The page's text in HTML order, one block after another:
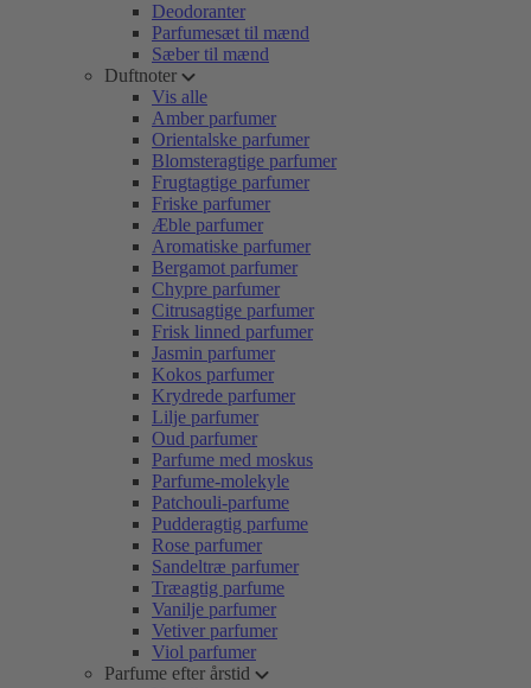
Deodoranter
Parfumesæt til mænd
Sæber til mænd
Duftnoter
Vis alle
Amber parfumer
Orientalske parfumer
Blomsteragtige parfumer
Frugtagtige parfumer
Friske parfumer
Æble parfumer
Aromatiske parfumer
Bergamot parfumer
Chypre parfumer
Citrusagtige parfumer
Frisk linned parfumer
Jasmin parfumer
Kokos parfumer
Krydrede parfumer
Lilje parfumer
Oud parfumer
Parfume med moskus
Parfume-molekyle
Patchouli-parfume
Pudderagtig parfume
Rose parfumer
Sandeltræ parfumer
Træagtig parfume
Vanilje parfumer
Vetiver parfumer
Viol parfumer
Parfume efter årstid